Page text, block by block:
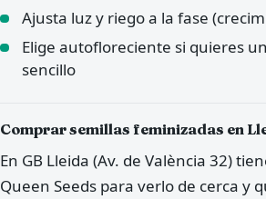
Ajusta luz y riego a la fase
Elige autofloreciente si quieres
sencillo
Comprar semillas feminizadas en
En GB Lleida (Av. de València 32)
Queen Seeds para verlo de cerca y